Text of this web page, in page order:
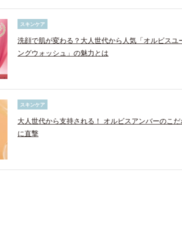
スキンケア
洗顔で肌が変わる？大人世代から人気「オルビスユ
ングウォッシュ」の魅力とは
スキンケア
大人世代から支持される！ オルビスアンバーのこ
に直撃